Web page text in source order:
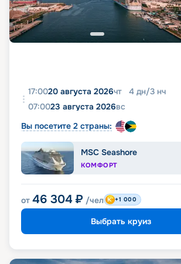
17:0020 августа 2026чт 4 дн/3 нч
07:0023 августа 2026вс
Вы посетите 2 страны:
MSC Seashore
КОМФОРТ
от 46 304 ₽ /чел +1 000
Выбрать круиз